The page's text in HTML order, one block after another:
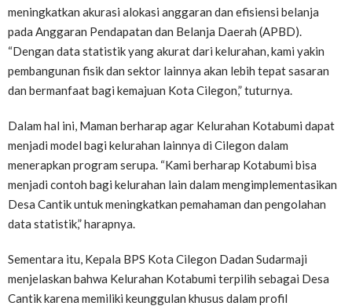
meningkatkan akurasi alokasi anggaran dan efisiensi belanja
pada Anggaran Pendapatan dan Belanja Daerah (APBD).
“Dengan data statistik yang akurat dari kelurahan, kami yakin
pembangunan fisik dan sektor lainnya akan lebih tepat sasaran
dan bermanfaat bagi kemajuan Kota Cilegon,” tuturnya.
Dalam hal ini, Maman berharap agar Kelurahan Kotabumi dapat
menjadi model bagi kelurahan lainnya di Cilegon dalam
menerapkan program serupa. “Kami berharap Kotabumi bisa
menjadi contoh bagi kelurahan lain dalam mengimplementasikan
Desa Cantik untuk meningkatkan pemahaman dan pengolahan
data statistik,” harapnya.
Sementara itu, Kepala BPS Kota Cilegon Dadan Sudarmaji
menjelaskan bahwa Kelurahan Kotabumi terpilih sebagai Desa
Cantik karena memiliki keunggulan khusus dalam profil